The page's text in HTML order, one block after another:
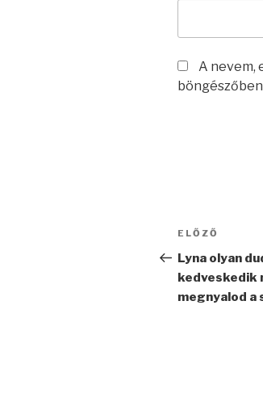
A nevem,
Korábbi
bejegyzés
ELŐZŐ
Lyna olyan
kedveskedik
megnyalod a